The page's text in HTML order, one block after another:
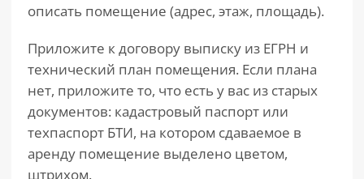
описать помещение (адрес, этаж, площадь).
Приложите к договору выписку из ЕГРН и
технический план помещения. Если плана
нет, приложите то, что есть у вас из старых
документов: кадастровый паспорт или
техпаспорт БТИ, на котором сдаваемое в
аренду помещение выделено цветом,
штрихом.